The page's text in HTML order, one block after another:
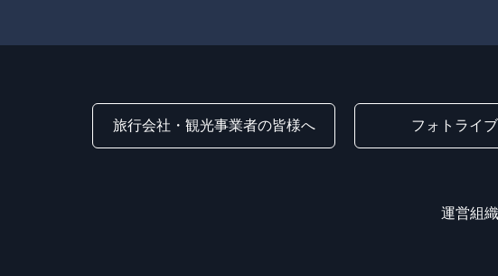
旅行会社・観光事業者の皆様へ フォトライ
運営組織